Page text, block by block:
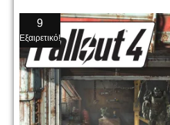
9
Εξαιρετικό!